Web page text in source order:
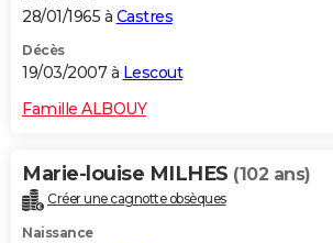
28/01/1965 à Castres
Décès
19/03/2007 à Lescout
Famille ALBOUY
Marie-louise MILHES (102 ans)
Créer une cagnotte obsèques
Naissance